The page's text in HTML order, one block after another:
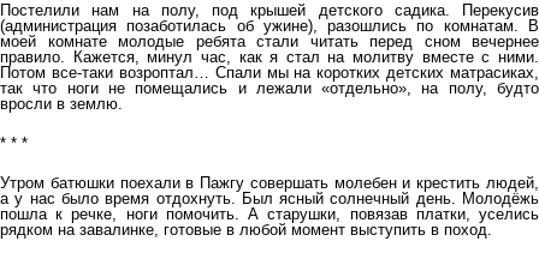
Постелили нам на полу, под крышей детского садика. Перекусив
(администрация позаботилась об ужине), разошлись по комнатам. В
моей комнате молодые ребята стали читать перед сном вечернее
правило. Кажется, минул час, как я стал на молитву вместе с ними.
Потом все-таки возроптал… Спали мы на коротких детских матрасиках,
так что ноги не помещались и лежали «отдельно», на полу, будто
вросли в землю.
* * *
Утром батюшки поехали в Пажгу совершать молебен и крестить людей,
а у нас было время отдохнуть. Был ясный солнечный день. Молодёжь
пошла к речке, ноги помочить. А старушки, повязав платки, уселись
рядком на завалинке, готовые в любой момент выступить в поход.